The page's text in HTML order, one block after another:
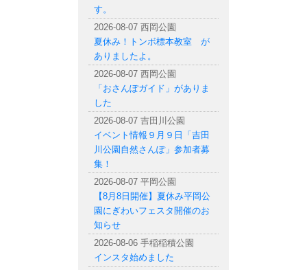
す。
2026-08-07 西岡公園
夏休み！トンボ標本教室 が
ありましたよ。
2026-08-07 西岡公園
「おさんぽガイド」がありま
した
2026-08-07 吉田川公園
イベント情報９月９日「吉田
川公園自然さんぽ」参加者募
集！
2026-08-07 平岡公園
【8月8日開催】夏休み平岡公
園にぎわいフェスタ開催のお
知らせ
2026-08-06 手稲稲積公園
インスタ始めました